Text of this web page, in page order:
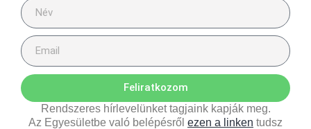
Feliratkozom
Rendszeres hírlevelünket tagjaink kapják meg.
Az Egyesületbe való belépésről ezen a linken tudsz